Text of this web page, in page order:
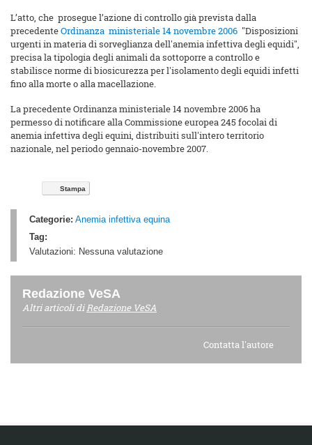
L’atto, che prosegue l’azione di controllo già prevista dalla
precedenteOrdinanza ministeriale 14 novembre 2006 "Disposizioni
urgenti in materia di sorveglianza dell'anemia infettiva degli equidi",
precisa la tipologia degli animali da sottoporre a controllo e
stabilisce norme di biosicurezza per l'isolamento degli equidi infetti
fino alla morte o alla macellazione.
La precedente Ordinanza ministeriale 14 novembre 2006 ha
permesso di notificare alla Commissione europea 245 focolai di
anemia infettiva degli equini, distribuiti sull'intero territorio
nazionale, nel periodo gennaio-novembre 2007.
Stampa
Categorie: Anemia infettiva equina
Tag:
Valutazioni: Nessuna valutazione
Redazione VeSA
Altri articoli diRedazione VeSA
Contatta l'autore